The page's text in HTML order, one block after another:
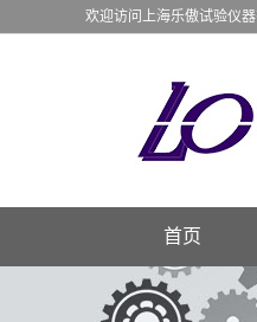
欢迎访问上海乐傲试验仪器
首页